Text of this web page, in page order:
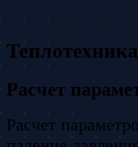
Теплотехника
Расчет
Расчет